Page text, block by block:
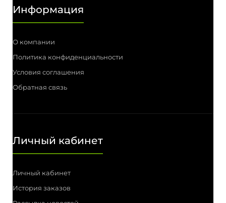
Информация
О компании
Политика конфиденциальности
Условия соглашения
Обратная связь
Личный кабинет
Личный кабинет
История заказов